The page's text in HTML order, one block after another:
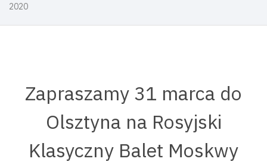
2020
Zapraszamy 31 marca do
Olsztyna na Rosyjski
Klasyczny Balet Moskwy